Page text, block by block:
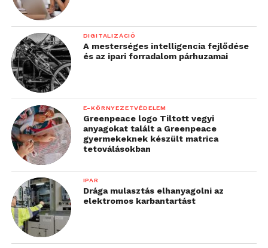
DIGITALIZÁCIÓ
A mesterséges intelligencia fejlődése
és az ipari forradalom párhuzamai
E-KÖRNYEZETVÉDELEM
Greenpeace logo Tiltott vegyi
anyagokat talált a Greenpeace
gyermekeknek készült matrica
tetoválásokban
IPAR
Drága mulasztás elhanyagolni az
elektromos karbantartást